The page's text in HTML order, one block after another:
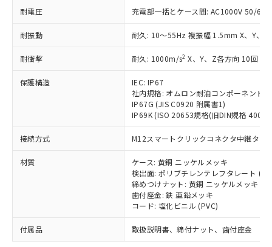
耐電圧 充電部一括とケース間: AC1000V 50/
耐振動 耐久: 10～55Hz 複振幅 1.5mm X、Y、Z
耐衝撃 耐久: 1000m/s2 X、Y、Z各方向 10回
保護構造
IEC: IP67
社内規格: オムロン耐油コンポーネント
IP67G (JIS C0920 附属書1)
IP69K (ISO 20653規格(旧DIN規格
接続方式 M12スマートクリックコネクタ中継タイ
材質
ケース: 黄銅 ニッケルメッキ
検出面: ポリブチレンテレフタレート
締めつけナット: 黄銅 ニッケルメッキ
歯付座金: 鉄 亜鉛メッキ
コード: 塩化ビニル (PVC)
付属品 取扱説明書、締付ナット、歯付座金
記載している更新日時点での社内デー
タに基づき作成されるものであり、閲
覧された時点での実際の在庫および標
準価格とは異なる場合があることをご
了承ください。
様のお取引先、またはお客様担当のオ
ムロン制御機器販売店・当社販売員に
ご相談ください。
オムロン制御機器販売店や当社販売拠
販売ネットワーク
」をご確認
在庫状況および標準価格結果を当社の
事前の承諾なく第三者に漏洩または開
示しないようお願いします。
マイパーツ機能（部品リスト作成サー
ビス）をご利用いただくには、I-Web
メンバーズにご登録されている必要が
あります。
*EU RoHS指令（10物質）：
ミウム(Cd) 100ppm以下、
六価クロム(Cr(Ⅵ)) 1000ppm以下、ポリ臭化ビフェニル
類(PBB) 1000ppm以下、ポリ臭化ジフェニルエーテル類
(PBDE) 1000ppm以下、フタル酸ビス(2-エチルヘキシ
ル) (DEHP)(別名：DOP) 1000ppm以下、フタル酸ブチ
ルベンジル（BBP） 1000ppm以下、フタル酸ジブチル
（DBP） 1000ppm以下、フタル酸ジイソブチル
但し、RoHS指令で産業用監視および制御機器に対する
フタル酸エステル類の４物質については閾値を超える意
図的な使用がないことを確認しています。
部品在庫の切り替え状況などにより、予定
月が前後することがあります。
Pb(鉛) :1000ppm、 Hg(水銀) : 1000ppm、 Cd(カドミウ
Cr(Ⅵ)(六価クロム) : 1000ppm、 PBBs(ポリ臭化ビフェ
ニル類) : 1000ppm、 PBDEs(ポリ臭化ジフェニルエーテ
DBP(フタル酸ジブチル) : 1000ppm、 DIBP(フタル酸ジ
イソブチル) : 1000ppm、 BBP(フタル酸ブチルベンジ
DEHP(フタル酸ビス(2-エチルヘキシル)) : 1000ppm
※2 環境保護使用期限
「ｅ」：有害物質（10物質）のすべてが基
準値以下であることを示します。
「10」：通常の使用状況下において有害物
質が外部に漏えいし、環境に深刻な影響を
「－」：未確認です。当社販売部門へお問
（以下｢規制貨物等」という）を輸出
または国外への提供する場合は、日本
国政府の輸出許可(または役務取引許
可)を取得するなどの必要な手続きを
当社は規制貨物を破棄する場合は、完
全に破砕するなど、違法に輸出されな
いよう必要な手段を講じます。
当社は貴社製品を、核兵器、ミサイ
ル、化学兵器、生物兵器またはその他
武器並びにこれらの製造装置等に一切
使用いたしません。
当社は、貴社製品を第三者に販売する
場合は、上記1、2および3の内容を当
該第三者に通知します。また当社は、
販売先および販売に係わる関係者が違
法に輸出するおそれがある場合は、取
り引きをいたしません。
一定数以上の在庫あり
一定数には満たないが在庫あり
在庫なし(最新の在庫状況につ
いては、お客様のお取引先、ま
たはお客様担当のオムロン制御
機器販売店・当社販売員にご確
認ください)
受注生産機種、また在庫状況の
情報を公開していない機種